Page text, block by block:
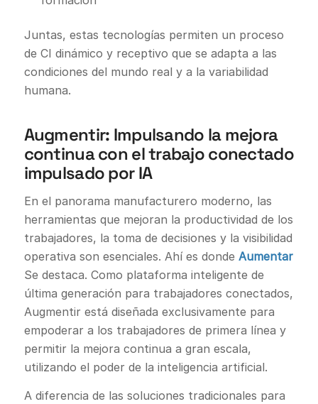
Juntas, estas tecnologías permiten un proceso
de CI dinámico y receptivo que se adapta a las
condiciones del mundo real y a la variabilidad
humana.
Augmentir: Impulsando la mejora
continua con el trabajo conectado
impulsado por IA
En el panorama manufacturero moderno, las
herramientas que mejoran la productividad de los
trabajadores, la toma de decisiones y la visibilidad
operativa son esenciales. Ahí es donde Aumentar
Se destaca. Como plataforma inteligente de
última generación para trabajadores conectados,
Augmentir está diseñada exclusivamente para
empoderar a los trabajadores de primera línea y
permitir la mejora continua a gran escala,
utilizando el poder de la inteligencia artificial.
A diferencia de las soluciones tradicionales para